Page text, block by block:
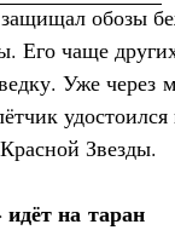
защищал обозы
Его чаще
Уже через
удостоился
Звезды.
на таран